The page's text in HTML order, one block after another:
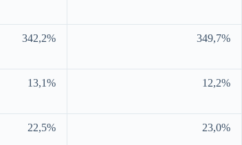
342,2% 349,7%
13,1% 12,2%
22,5% 23,0%